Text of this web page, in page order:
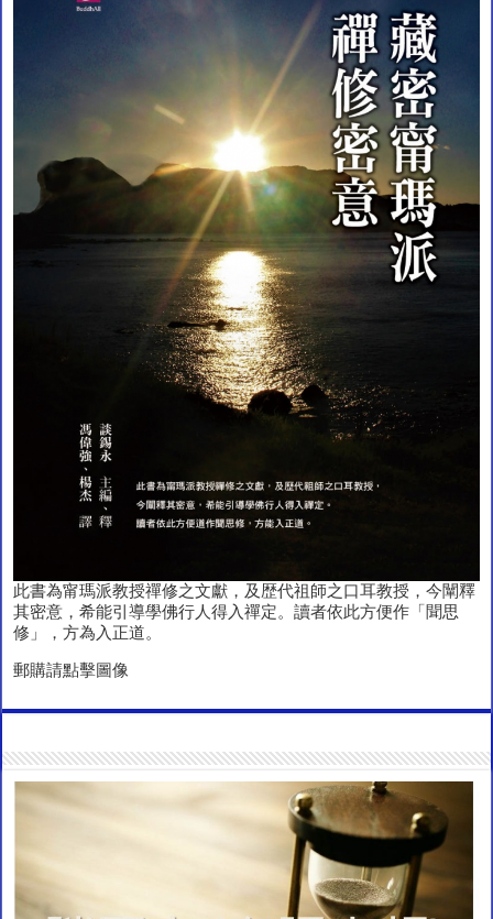
此書為甯瑪派教授禪修之文獻，及歴代祖師之口耳教授，今闡釋
其密意，希能引導學佛行人得入禪定。讀者依此方便作「聞思
修」，方為入正道。
郵購請點擊圖像